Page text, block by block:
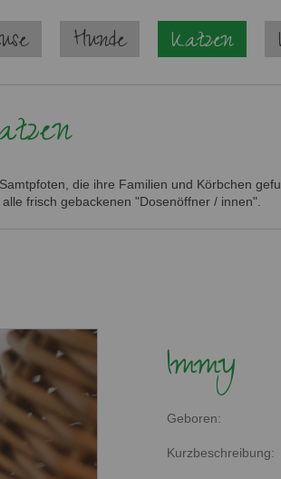
Hunde Katzen
die ihre Familien und Körbchen
frisch gebackenen "Dosenöffner / innen".
Immy
Geboren:
Kurzbeschreibung: